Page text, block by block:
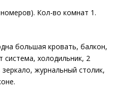
Кол-во комнат 1.
большая кровать, балкон,
система, холодильник, 2
журнальный столик,